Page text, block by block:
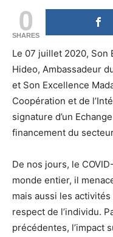
0
SHARES
Le 07 juillet 2020, Son
Hideo, Ambassadeur
et Son Excellence
Coopération et de
signature d’un
financement du
De nos jours, le
monde entier, il
mais aussi les
respect de l’individu.
précédentes, l’impact